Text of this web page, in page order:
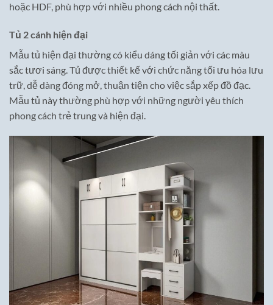
hoặc HDF, phù hợp với nhiều phong cách nội thất.
Tủ 2 cánh hiện đại
Mẫu tủ hiện đại thường có kiểu dáng tối giản với các màu
sắc tươi sáng. Tủ được thiết kế với chức năng tối ưu hóa lưu
trữ, dễ dàng đóng mở, thuận tiện cho việc sắp xếp đồ đạc.
Mẫu tủ này thường phù hợp với những người yêu thích
phong cách trẻ trung và hiện đại.